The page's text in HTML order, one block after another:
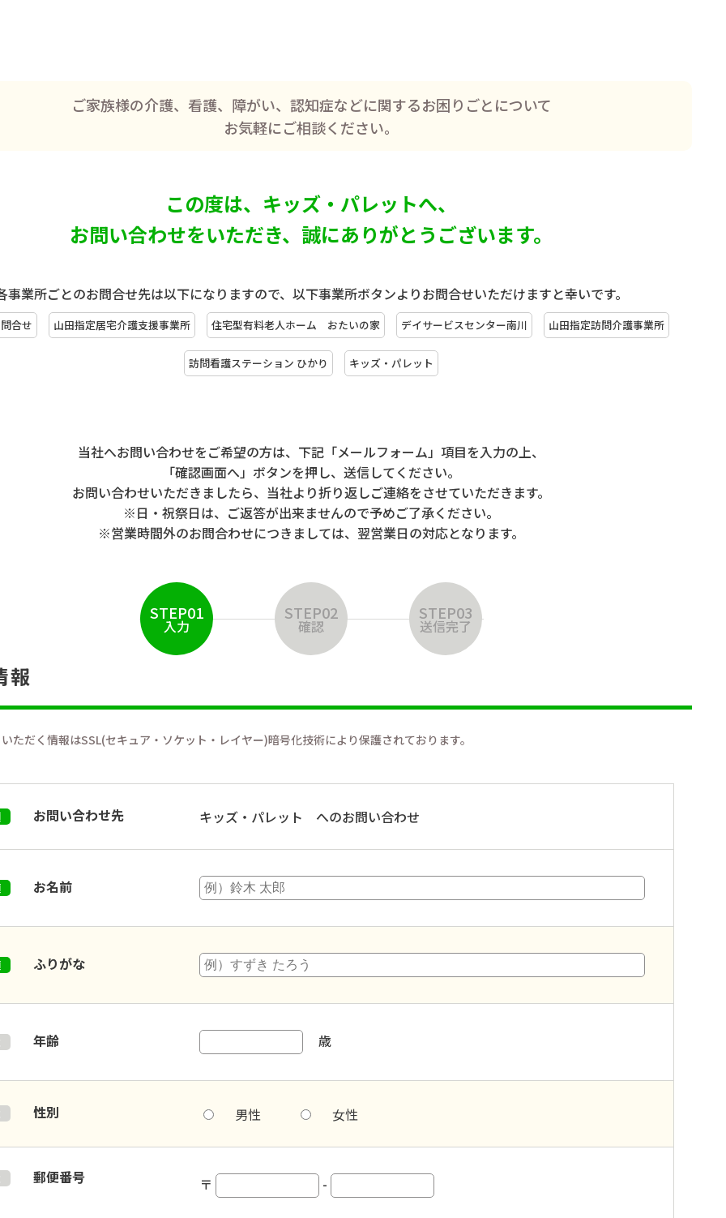
ご家族様の介護、看護、障がい、 認知症などに関するお困りごとについて
お気軽にご相談ください。
この度は、キッズ・パレットへ、
お問い合わせをいただき、 誠にありがとうございます。
事業所ごとのお問合せ先は以下になりますので、以下事業所ボタンよりお問合せいただけますと幸いです。
合せ 山田指定居宅介護支援事業所 住宅型有料老人ホーム おたいの家 デイサービスセンター南川 山田指定訪問介護事業所
訪問看護ステーション ひかり キッズ・パレット
当社へお問い合わせをご希望の方は、下記「メールフォーム」項目を入力の上、
「確認画面へ」ボタンを押し、送信してください。
お問い合わせいただきましたら、当社より折り返しご連絡をさせていただきます。
※日・祝祭日は、ご返答が出来ませんので予めご了承ください。
※営業時間外のお問合わせにつきましては、翌営業日の対応となります。
STEP01
入力
STEP02
確認
STEP03
送信完了
報
ただく情報はSSL(セキュア・ソケット・レイヤー)暗号化技術により保護されております。
お問い合わせ先 キッズ・パレット へのお問い合わせ
お名前
ふりがな
年齢 歳
性別 男性 女性
郵便番号 〒 -